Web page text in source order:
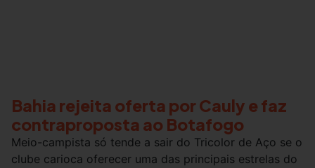
Bahia rejeita oferta por Cauly e faz
contraproposta ao Botafogo
Meio-campista só tende a sair do Tricolor de Aço se o
clube carioca oferecer uma das principais estrelas do